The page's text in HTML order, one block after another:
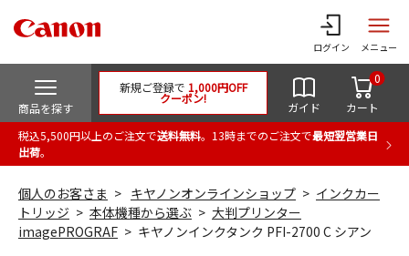
ログイン メニュー
商品を探す
新規ご登録で 1,000円OFF
クーポン!
ガイド カート
0
税込5,500円以上のご注文で送料無料。13時までのご注文で最短翌営業日
出荷。
個人のお客さま キヤノンオンラインショップ
インクカー
トリッジ
本体機種から選ぶ
大判プリンター
imagePROGRAF
キヤノンインクタンク PFI-2700 C シアン